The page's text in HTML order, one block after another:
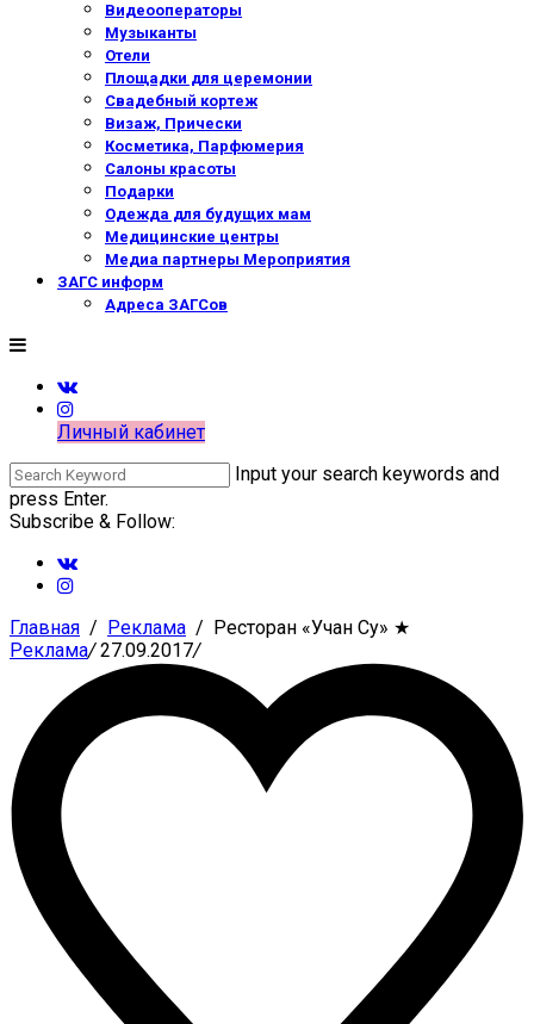
Видеооператоры
Музыканты
Отели
Площадки для церемонии
Свадебный кортеж
Визаж, Прически
Косметика, Парфюмерия
Салоны красоты
Подарки
Одежда для будущих мам
Медицинские центры
Медиа партнеры Мероприятия
ЗАГС информ
Адреса ЗАГСов
Личный кабинет
Input your search keywords and
press Enter.
Subscribe & Follow:
Главная Реклама Ресторан «Учан Су» ★
Реклама/27.09.2017/